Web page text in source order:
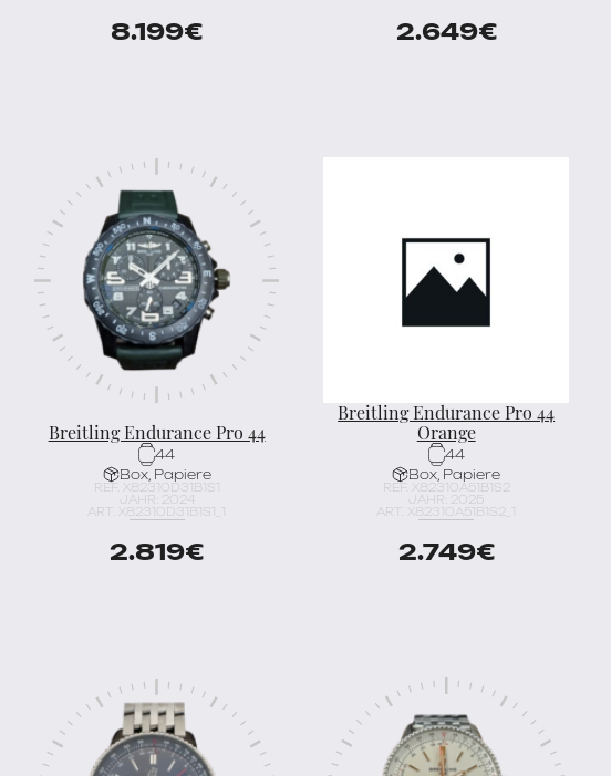
8.199€ 2.649€
Breitling Endurance Pro 44
44
Box, Papiere
REF. X82310D31B1S1
JAHR: 2024
ART. X82310D31B1S1_1
2.819€
Breitling Endurance Pro 44
Orange
44
Box, Papiere
REF. X82310A51B1S2
JAHR: 2025
ART. X82310A51B1S2_1
2.749€